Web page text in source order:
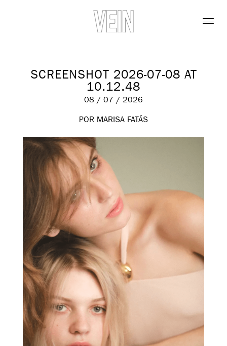
SCREENSHOT 2026-07-08 AT
10.12.48
08 / 07 / 2026
POR MARISA FATÁS